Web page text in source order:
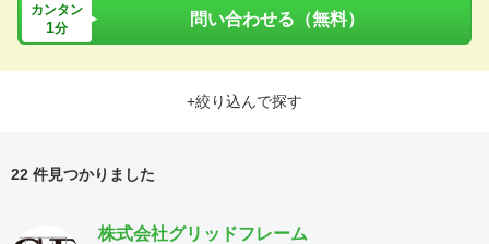
カンタン
1分 問い合わせる（無料）
+絞り込んで探す
22 件見つかりました
株式会社グリッドフレーム